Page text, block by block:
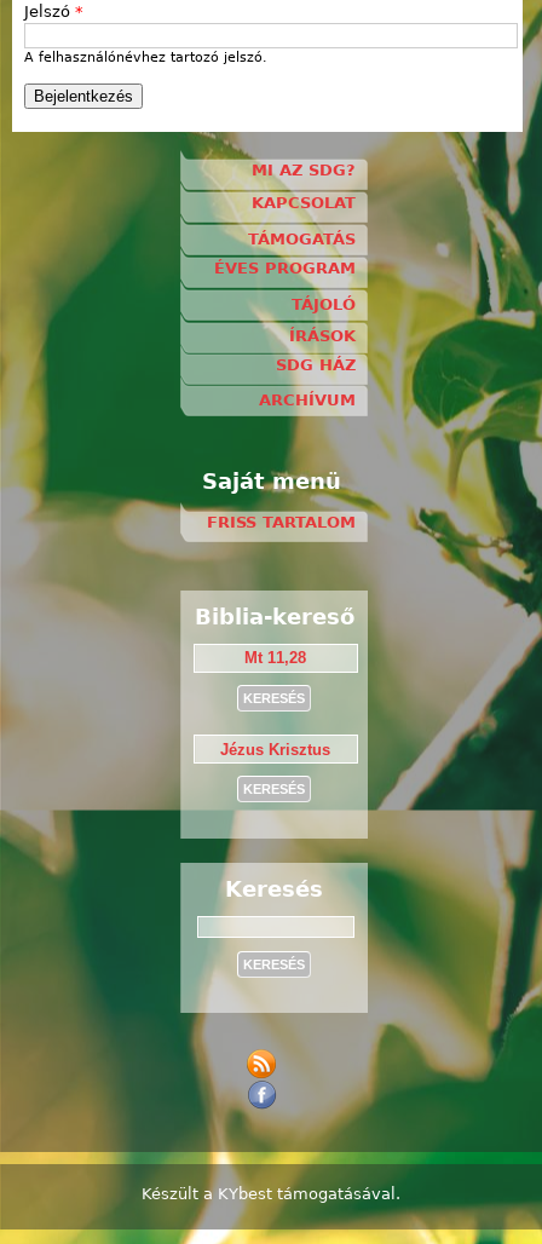
Jelszó *
A felhasználónévhez tartozó jelszó.
MI AZ SDG?
KAPCSOLAT
TÁMOGATÁS
ÉVES PROGRAM
TÁJOLÓ
ÍRÁSOK
SDG HÁZ
ARCHÍVUM
Saját menü
FRISS TARTALOM
Biblia-kereső
Keresés
Készült a KYbest támogatásával.